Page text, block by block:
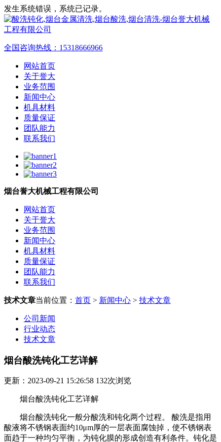
发生系统错误，系统已记录。
全国咨询热线： 15318666966
网站首页
关于誉大
业务范围
新闻中心
机具材料
质量保证
团队能力
联系我们
烟台誉大机械工程有限公司
网站首页
关于誉大
业务范围
新闻中心
机具材料
质量保证
团队能力
联系我们
技术文章当前位置： 首页 > 新闻中心 > 技术文章
公司新闻
行业动态
技术文章
烟台酸洗钝化工艺详解
更新：2023-09-21 15:26:58 132次浏览
烟台酸洗钝化工艺详解
烟台酸洗钝化一般分酸洗和钝化两个过程。 酸洗是指用
酸液将不锈钢表面约10μm厚的一层表面腐蚀掉，使不锈钢表
面趋于一种均匀平衡，为钝化膜的形成创造有利条件。钝化是